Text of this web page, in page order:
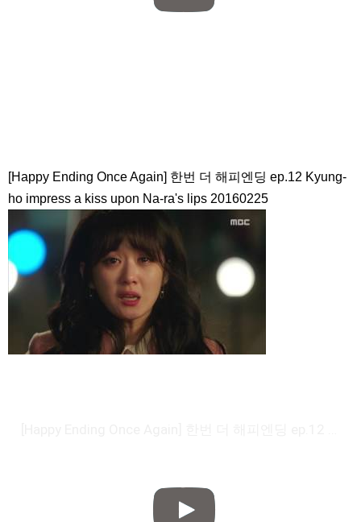
[Happy Ending Once Again] 한번 더 해피엔딩 ep.12 Kyung-
ho impress a kiss upon Na-ra's lips 20160225